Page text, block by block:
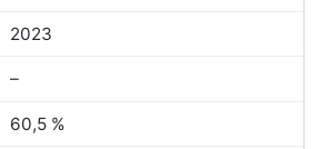
2023
–
60,5 %